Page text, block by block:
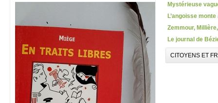
Mystérieuse
L’angoisse
Zemmour,
Le journal de
CITOYENS ET